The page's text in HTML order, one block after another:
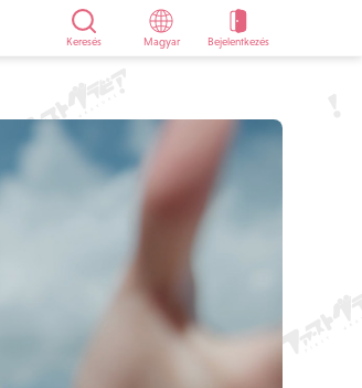
Keresés Magyar Bejelentkezés